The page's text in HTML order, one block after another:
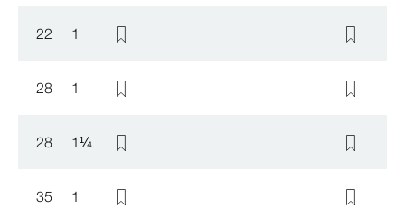
22 1
28 1
28 1¼
35 1